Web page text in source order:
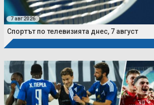
7 авг 2026
Спортът по телевизията днес, 7 август